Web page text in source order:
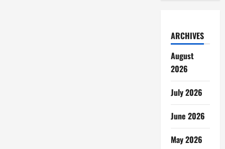
ARCHIVES
August
2026
July 2026
June 2026
May 2026